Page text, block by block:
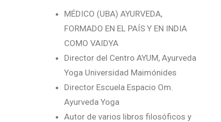
MÉDICO (UBA) AYURVEDA,
FORMADO EN EL PAÍS Y EN INDIA
COMO VAIDYA
Director del Centro AYUM, Ayurveda
Yoga Universidad Maimónides
Director Escuela Espacio Om.
Ayurveda Yoga
Autor de varios libros filosóficos y